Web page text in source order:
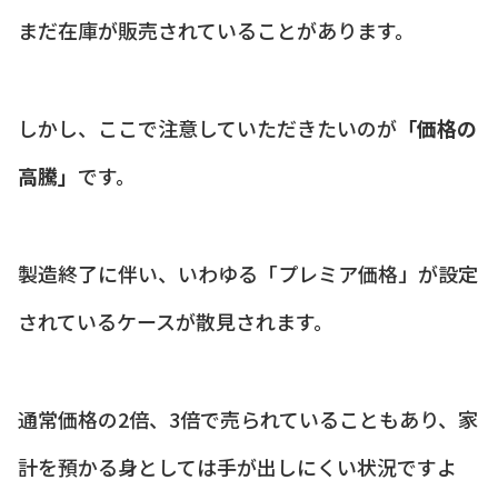
まだ在庫が販売されていることがあります。
しかし、ここで注意していただきたいのが 「価格の
高騰」 です。
製造終了に伴い、いわゆる「プレミア価格」が設定
されているケースが散見されます。
通常価格の2倍、3倍で売られていることもあり、家
計を預かる身としては手が出しにくい状況ですよ